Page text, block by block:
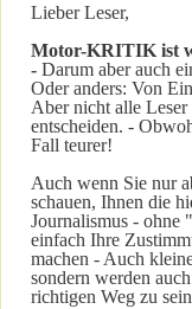
Lieber Leser,
Motor-KRITIK ist
- Darum aber auch
Oder anders: Von
Aber nicht alle
entscheiden. -
Fall teurer!
Auch wenn Sie nur
schauen, Ihnen die
Journalismus - ohne
einfach Ihre
machen - Auch
sondern werden
richtigen Weg zu